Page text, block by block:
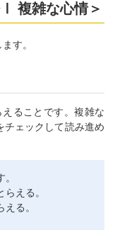
複雑な心情＞
す。
ることです。複雑な
チェックして読み進め
える。
る。